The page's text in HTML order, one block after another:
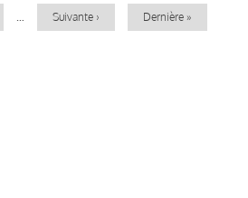
Page
Suivante ›
Dernière
Dernière »